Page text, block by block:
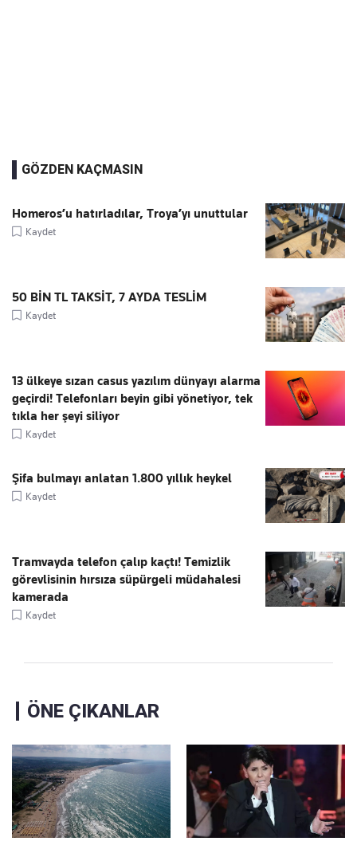
GÖZDEN KAÇMASIN
Homeros’u hatırladılar, Troya’yı unuttular
Kaydet
50 BİN TL TAKSİT, 7 AYDA TESLİM
Kaydet
13 ülkeye sızan casus yazılım dünyayı alarma
geçirdi! Telefonları beyin gibi yönetiyor, tek
tıkla her şeyi siliyor
Kaydet
Şifa bulmayı anlatan 1.800 yıllık heykel
Kaydet
Tramvayda telefon çalıp kaçtı! Temizlik
görevlisinin hırsıza süpürgeli müdahalesi
kamerada
Kaydet
ÖNE ÇIKANLAR